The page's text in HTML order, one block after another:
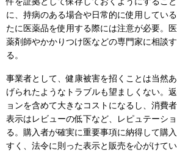
に、持病のある場合や日常的に使用してい
たに医薬品を使用する際には注意が必要。
薬剤師やかかりつけ医などの専門家に相談
る。
事業者として、健康被害を招くことは当然
げられたようなトラブルも望ましくない。
ョンを含めて大きなコストになるし、消費
表示はレビューの低下など、レピュテーシ
る。購入者が確実に重要事項に納得して購
すく、法令に則った表示と販売を心がけてい